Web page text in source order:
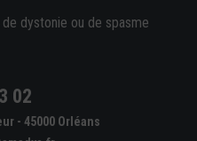
dystonie ou de spasme
02
- 45000 Orléans